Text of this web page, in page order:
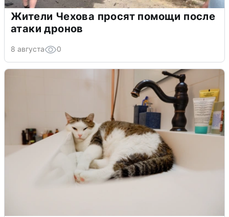
Жители Чехова просят помощи после
атаки дронов
8 августа 0